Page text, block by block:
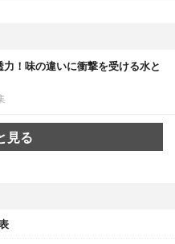
！味の違いに衝撃を受ける水と
見る